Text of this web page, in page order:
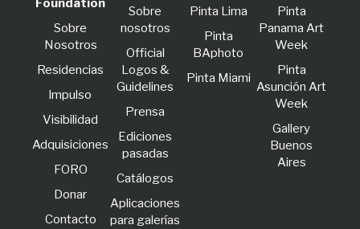
Foundation
Sobre
Nosotros
Residencias
lmpulso
Visibilidad
Adquisiciones
FORO
Donar
Contacto
Sobre
nosotros
Official
Logos &
Guidelines
Prensa
Ediciones
pasadas
Catálogos
Aplicaciones
para galerías
Pinta Lima
Pinta
BAphoto
Pinta Miami
Pinta
Panama Art
Week
Pinta
Asunción Art
Week
Gallery
Buenos
Aires